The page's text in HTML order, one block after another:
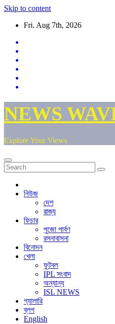
Skip to content
Fri. Aug 7th, 2026
NEWS
Explore Your Views
নিউজ
দেশ
রাজ্য
ফিচার
পুজো পার্বণ
রসনাবাসনা
বিনোদন
খেলা
ফুটবল
IPL সংবাদ
অন্যান্য
ISL NEWS
গ্যালারি
ব্লগ
English